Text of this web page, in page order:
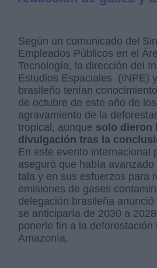
Según un comunicado del
Empleados Públicos en el
Tecnología, la dirección del
Estudios Espaciales (INPE)
brasileño tenían
de octubre de este año de
agravamiento de la
tropical, aunque solo dieron
divulgación tras la
En este evento internacional
aseguró que había
tala y en sus esfuerzos para
emisiones de gases
delegación brasileña
se anticiparía de 2030 a
ponerle fin a la deforestación
Amazonía.